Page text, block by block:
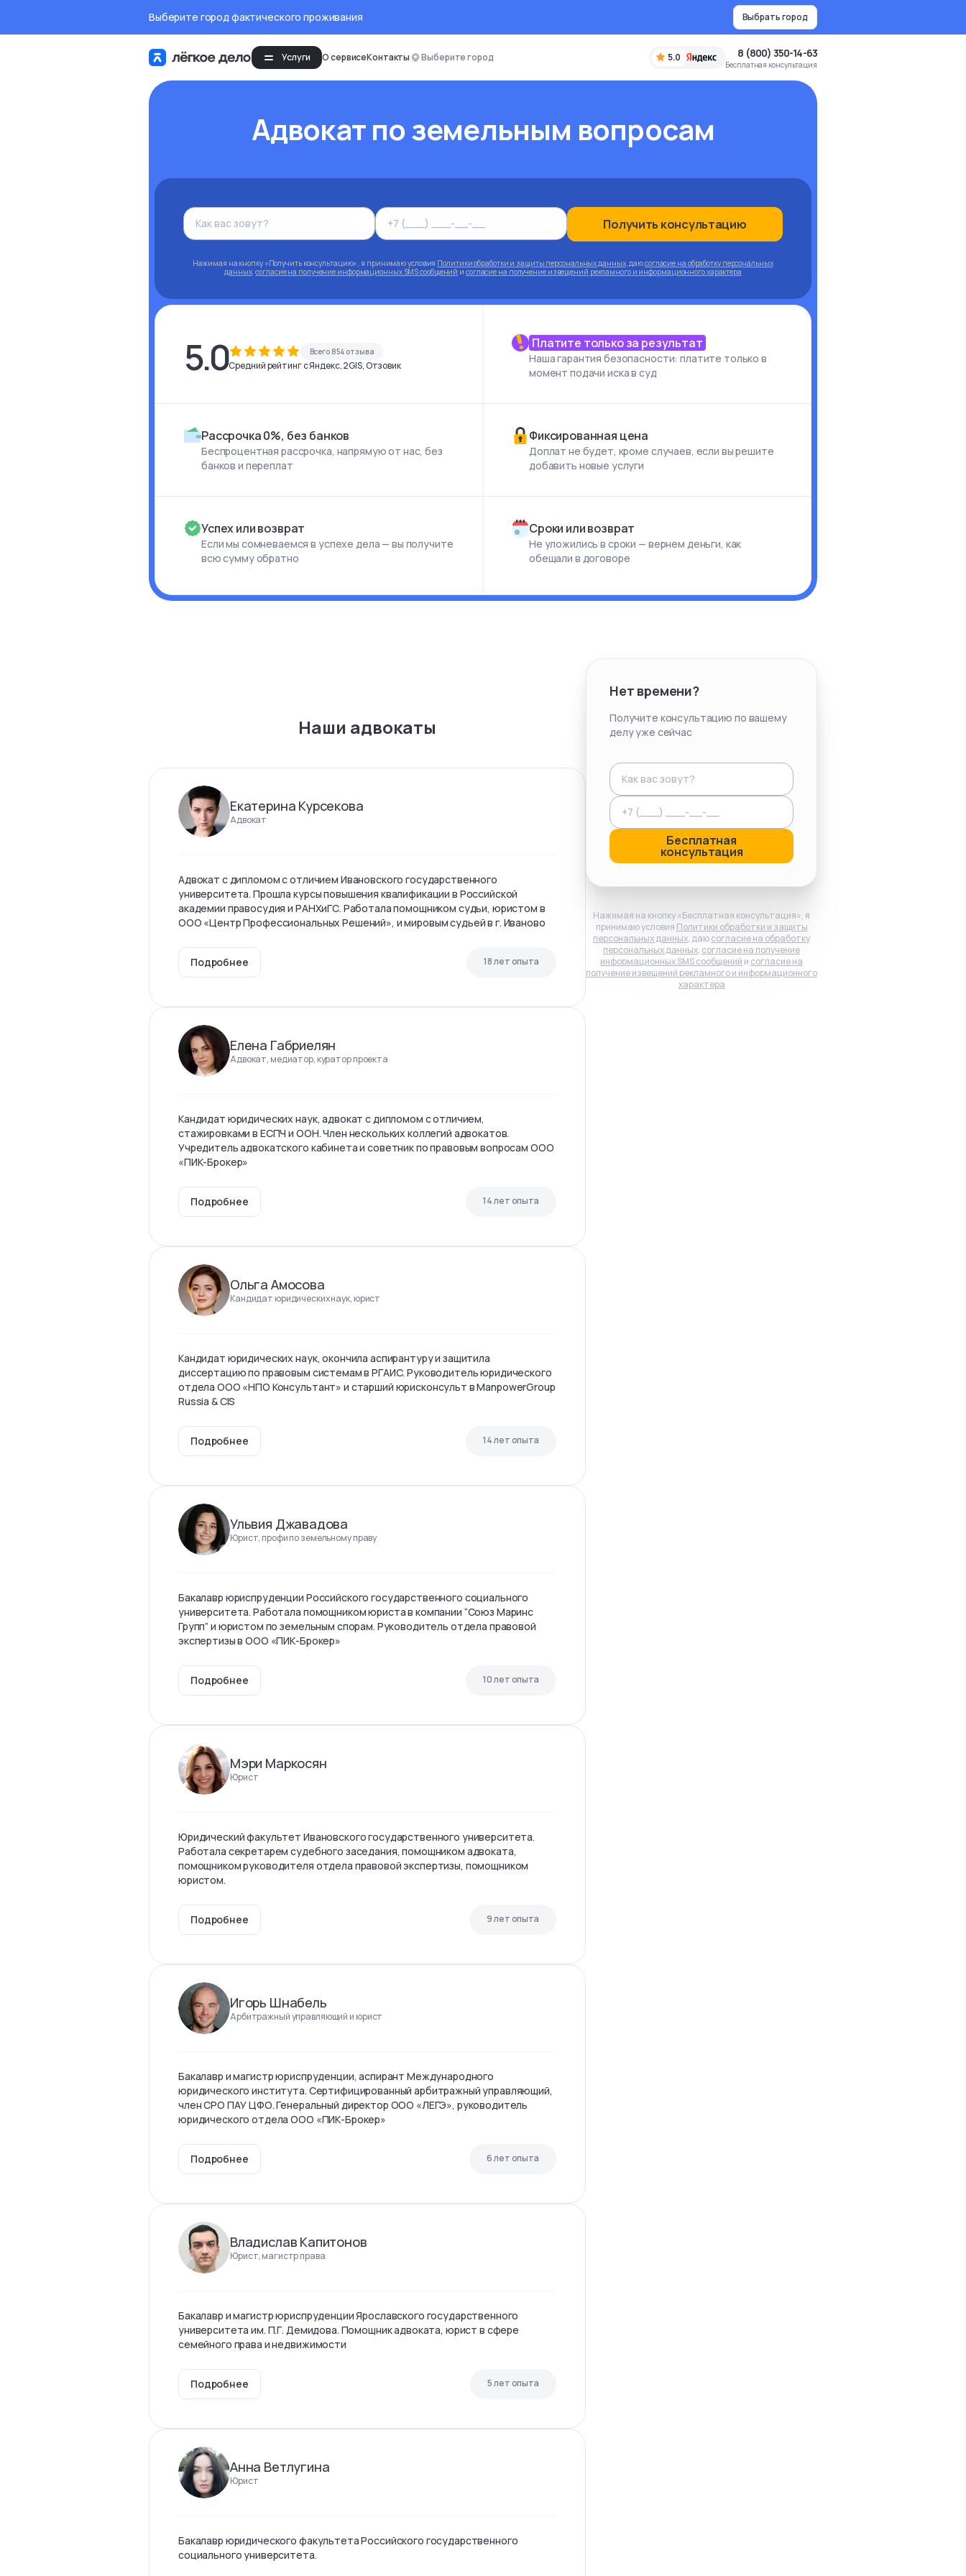
Выберите город фактического проживания Выбрать город
Услуги О сервисеКонтакты Выберите город 5.0 8 (800) 350-14-63
Бесплатная консультация
Адвокат по земельным вопросам
Получить консультацию
Нажимая на кнопку «Получить консультацию», я принимаю условия Политики обработки и защиты персональных данных, даюсогласие на обработку персональных
данных,согласие на получение информационных SMS сообщений и согласие на получение извещений рекламного и информационного характера
5.0 Всего 854 отзыва
Средний рейтинг с Яндекс, 2GIS, Отзовик
Платите только за результат
Наша гарантия безопасности: платите только в
момент подачи иска в суд
Рассрочка 0%, без банков
Беспроцентная рассрочка, напрямую от нас, без
банков и переплат
Фиксированная цена
Доплат не будет, кроме случаев, если вы решите
добавить новые услуги
Успех или возврат
Если мы сомневаемся в успехе дела — вы получите
всю сумму обратно
Сроки или возврат
Не уложились в сроки — вернем деньги, как
обещали в договоре
Наши адвокаты
Екатерина Курсекова
Адвокат
Адвокат с дипломом с отличием Ивановского государственного
университета. Прошла курсы повышения квалификации в Российской
академии правосудия и РАНХиГС. Работала помощником судьи, юристом в
ООО «Центр Профессиональных Решений», и мировым судьей в г. Иваново
Подробнее 18 лет опыта
Елена Габриелян
Адвокат, медиатор, куратор проекта
Кандидат юридических наук, адвокат с дипломом с отличием,
стажировками в ЕСПЧ и ООН. Член нескольких коллегий адвокатов.
Учредитель адвокатского кабинета и советник по правовым вопросам ООО
«ПИК-Брокер»
Подробнее 14 лет опыта
Ольга Амосова
Кандидат юридических наук, юрист
Кандидат юридических наук, окончила аспирантуру и защитила
диссертацию по правовым системам в РГАИС. Руководитель юридического
отдела ООО «НПО Консультант» и старший юрисконсульт в ManpowerGroup
Russia & CIS
Подробнее 14 лет опыта
Ульвия Джавадова
Юрист, профи по земельному праву
Бакалавр юриспруденции Российского государственного социального
университета. Работала помощником юриста в компании “Союз Маринс
Групп” и юристом по земельным спорам. Руководитель отдела правовой
экспертизы в ООО «ПИК-Брокер»
Подробнее 10 лет опыта
Мэри Маркосян
Юрист
Юридический факультет Ивановского государственного университета.
Работала секретарем судебного заседания, помощником адвоката,
помощником руководителя отдела правовой экспертизы, помощником
юристом.
Подробнее 9 лет опыта
Игорь Шнабель
Арбитражный управляющий и юрист
Бакалавр и магистр юриспруденции, аспирант Международного
юридического института. Сертифицированный арбитражный управляющий,
член СРО ПАУ ЦФО. Генеральный директор ООО «ЛЕГЭ», руководитель
юридического отдела ООО «ПИК-Брокер»
Подробнее 6 лет опыта
Владислав Капитонов
Юрист, магистр права
Бакалавр и магистр юриспруденции Ярославского государственного
университета им. П.Г. Демидова. Помощник адвоката, юрист в сфере
семейного права и недвижимости
Подробнее 5 лет опыта
Анна Ветлугина
Юрист
Бакалавр юридического факультета Российского государственного
социального университета.
Нет времени?
Получите консультацию по вашему
делу уже сейчас
Бесплатная
консультация
Нажимая на кнопку «Бесплатная консультация», я
принимаю условия Политики обработки и защиты
персональных данных, даюсогласие на обработку
персональных данных, согласие на получение
информационных SMS сообщений и согласие на
получение извещений рекламного и информационного
характера